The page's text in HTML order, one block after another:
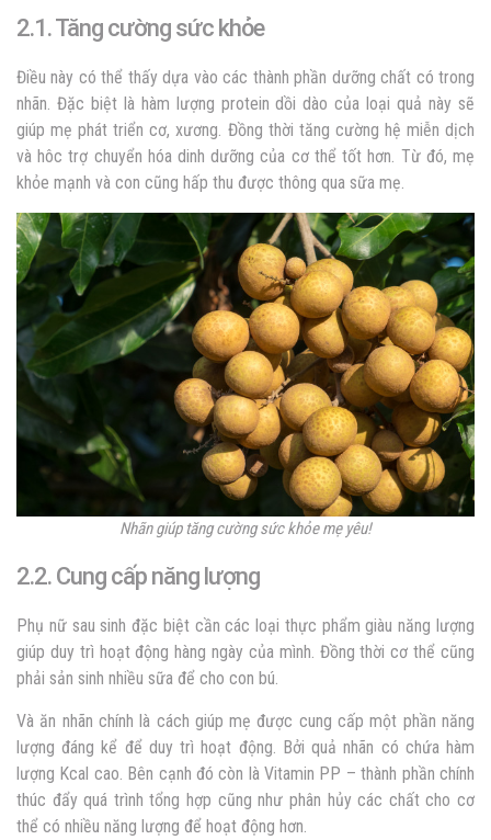
2.1. Tăng cường sức khỏe
Điều này có thể thấy dựa vào các thành phần dưỡng chất có trong
nhãn. Đặc biệt là hàm lượng protein dồi dào của loại quả này sẽ
giúp mẹ phát triển cơ, xương. Đồng thời tăng cường hệ miễn dịch
và hôc trợ chuyển hóa dinh dưỡng của cơ thể tốt hơn. Từ đó, mẹ
khỏe mạnh và con cũng hấp thu được thông qua sữa mẹ.
Nhãn giúp tăng cường sức khỏe mẹ yêu!
2.2. Cung cấp năng lượng
Phụ nữ sau sinh đặc biệt cần các loại thực phẩm giàu năng lượng
giúp duy trì hoạt động hàng ngày của mình. Đồng thời cơ thể cũng
phải sản sinh nhiều sữa để cho con bú.
Và ăn nhãn chính là cách giúp mẹ được cung cấp một phần năng
lượng đáng kể để duy trì hoạt động. Bởi quả nhãn có chứa hàm
lượng Kcal cao. Bên cạnh đó còn là Vitamin PP – thành phần chính
thúc đẩy quá trình tổng hợp cũng như phân hủy các chất cho cơ
thể có nhiều năng lượng để hoạt động hơn.